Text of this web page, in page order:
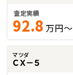
査定実績
92.8 万円～
マツダ
ＣＸ－５